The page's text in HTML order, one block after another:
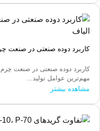
کاربرد دوده صنعتی در صنعت
کاربرد دوده صنعتی در صنعت
مهم‌ترین عوامل تولید...
مشاهده بیشتر